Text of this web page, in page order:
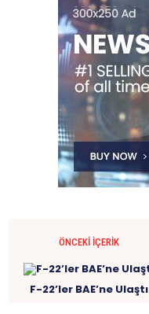
ÖNCEKI İÇERIK
F-22’ler BAE’ne Ulaştı